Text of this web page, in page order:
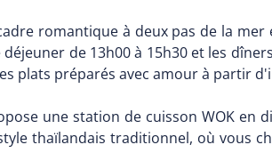
romantique à deux pas de la
de 13h00 à 15h30 et les
plats préparés avec amour à partir
une station de cuisson WOK en
thaïlandais traditionnel, où vous